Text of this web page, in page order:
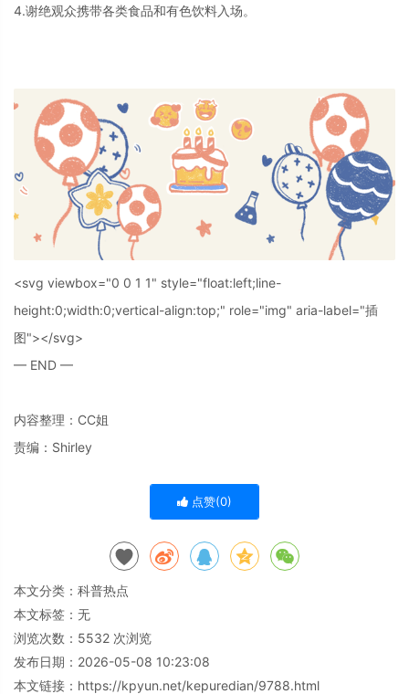
4.谢绝观众携带各类食品和有色饮料入场。
<svg viewbox="0 0 1 1" style="float:left;line-
height:0;width:0;vertical-align:top;" role="img" aria-label="插
图"></svg>
— END —
内容整理：CC姐
责编：Shirley
点赞(0)
本文分类： 科普热点
本文标签：无
浏览次数： 5532 次浏览
发布日期：2026-05-08 10:23:08
本文链接： https://kpyun.net/kepuredian/9788.html